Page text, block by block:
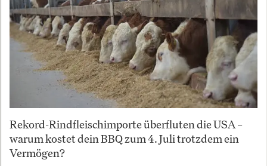
Rekord-Rindfleischimporte überfluten die USA –
warum kostet dein BBQ zum 4. Juli trotzdem ein
Vermögen?